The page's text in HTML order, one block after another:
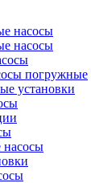
насосы
насосы
погружные
установки
насосы